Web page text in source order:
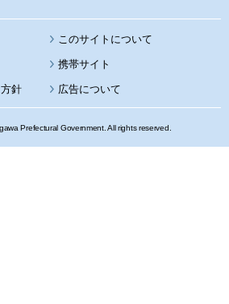
このサイトについて
携帯サイト
針 広告について
Prefectural Government. All rights reserved.